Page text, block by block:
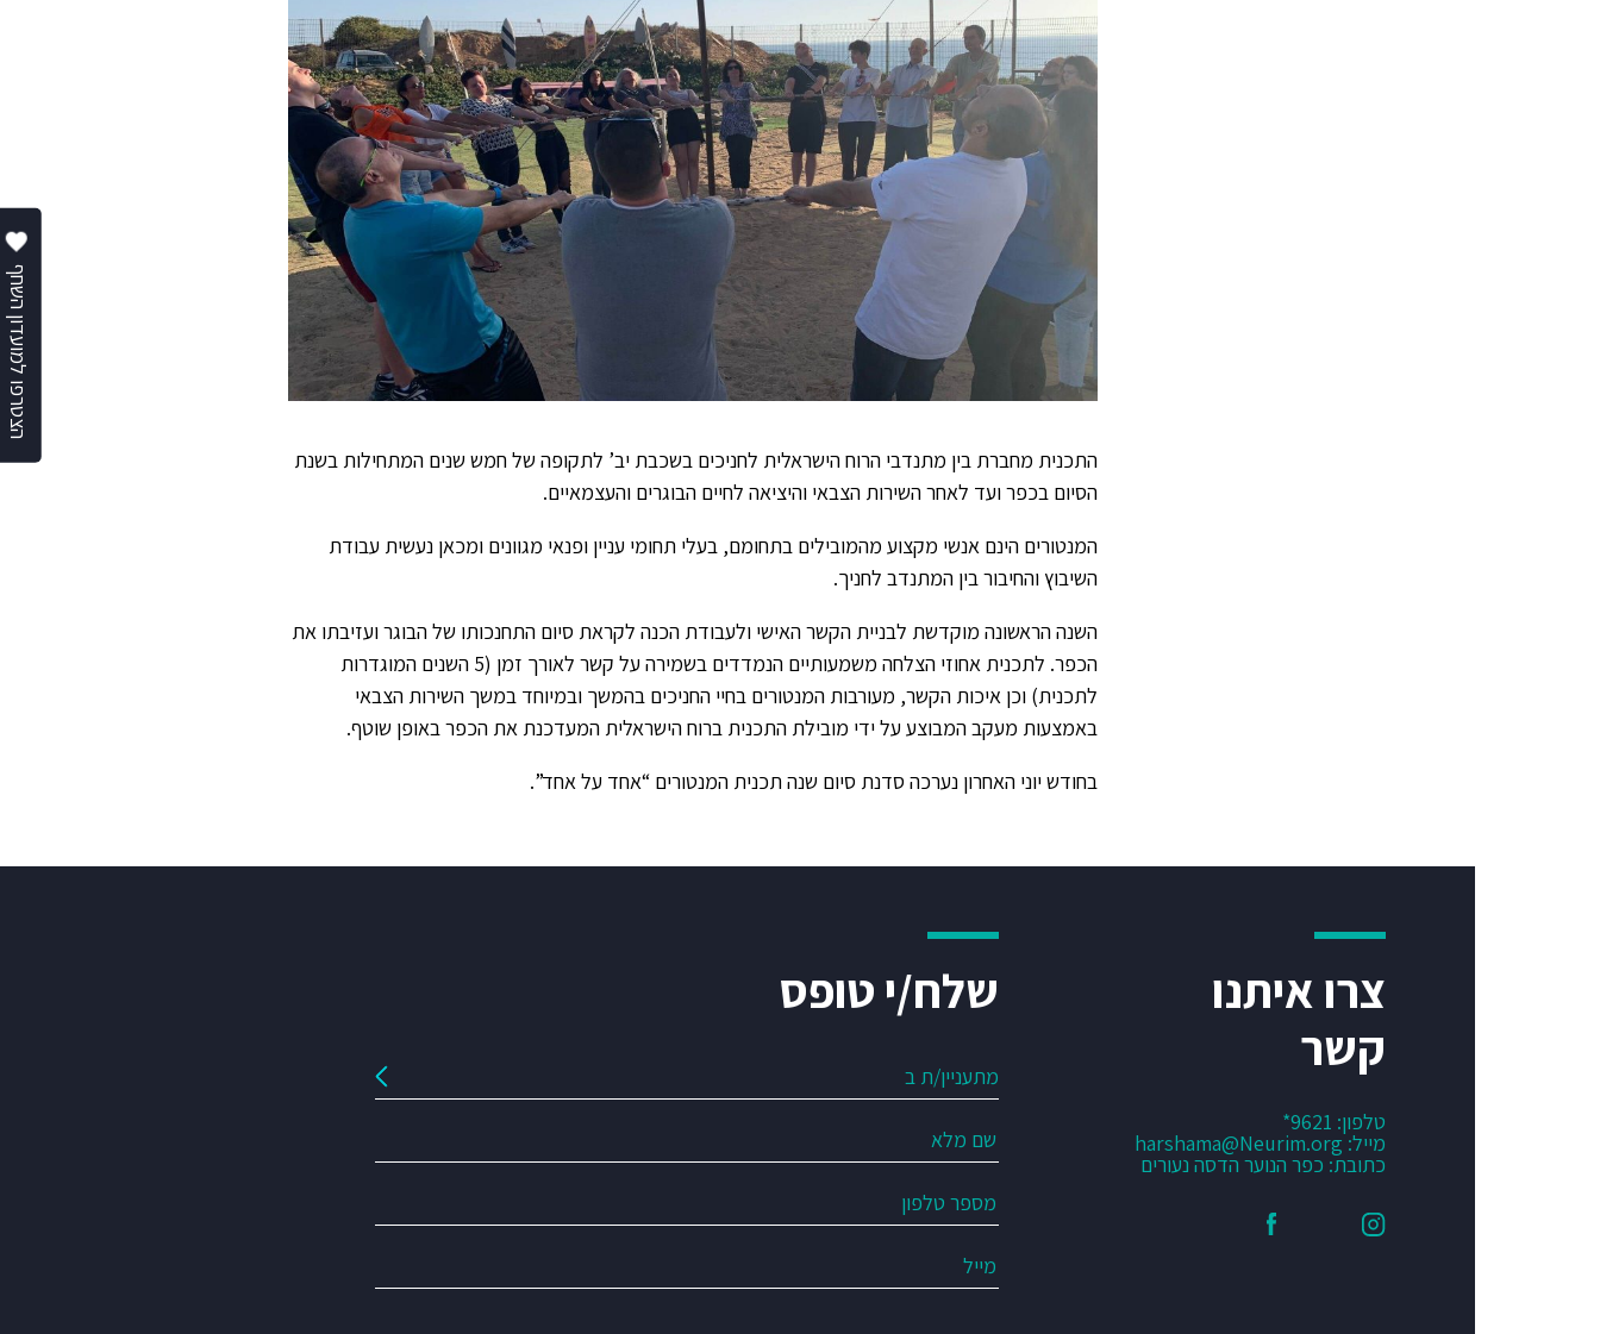
התכנית מחברת בין מתנדבי הרוח הישראלית לחניכים בשכבת יב’ לתקופה של חמש שנים המתחילות בשנת
הסיום בכפר ועד לאחר השירות הצבאי והיציאה לחיים הבוגרים והעצמאיים.
המנטורים הינם אנשי מקצוע מהמובילים בתחומם, בעלי תחומי עניין ופנאי מגוונים ומכאן נעשית עבודת
השיבוץ והחיבור בין המתנדב לחניך.
השנה הראשונה מוקדשת לבניית הקשר האישי ולעבודת הכנה לקראת סיום התחנכותו של הבוגר ועזיבתו את
הכפר. לתכנית אחוזי הצלחה משמעותיים הנמדדים בשמירה על קשר לאורך זמן (5 השנים המוגדרות
לתכנית) וכן איכות הקשר, מעורבות המנטורים בחיי החניכים בהמשך ובמיוחד במשך השירות הצבאי
באמצעות מעקב המבוצע על ידי מובילת התכנית ברוח הישראלית המעדכנת את הכפר באופן שוטף.
בחודש יוני האחרון נערכה סדנת סיום שנה תכנית המנטורים “אחד על אחד”.
צרו איתנו
קשר
טלפון: 9621*
מייל:harshama@Neurim.org
כתובת: כפר הנוער הדסה נעורים
שלח/י טופס
הצטרפו למועדון השחף